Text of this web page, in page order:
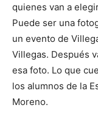
quienes van a
Puede ser una
un evento de
Villegas. Después
esa foto. Lo que
los alumnos de la
Moreno.